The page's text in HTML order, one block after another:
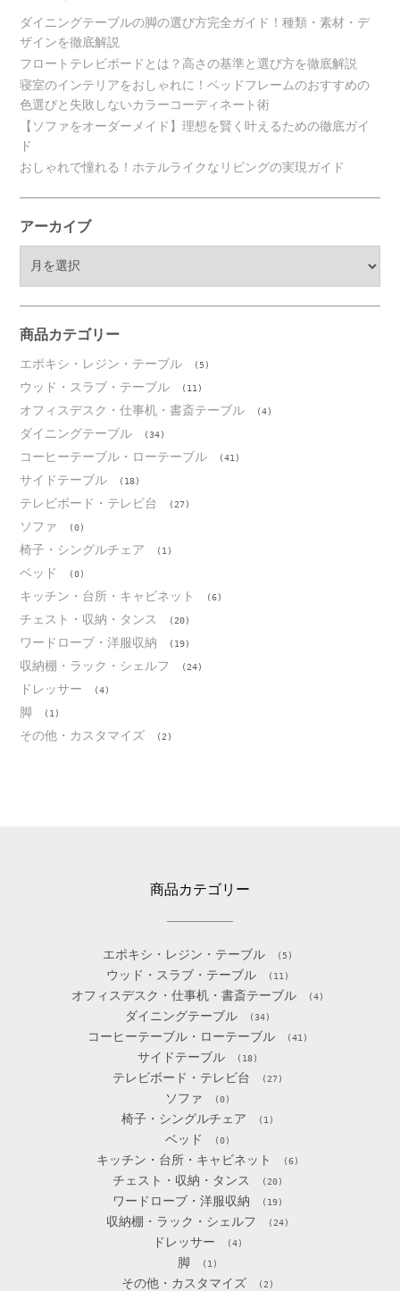
ダイニングテーブルの脚の選び方完全ガイド！種類・素材・デ
ザインを徹底解説
フロートテレビボードとは？高さの基準と選び方を徹底解説
寝室のインテリアをおしゃれに！ベッドフレームのおすすめの
色選びと失敗しないカラーコーディネート術
【ソファをオーダーメイド】理想を賢く叶えるための徹底ガイ
ド
おしゃれで憧れる！ホテルライクなリビングの実現ガイド
アーカイブ
ブ
商品カテゴリー
エポキシ・レジン・テーブル (5)
ウッド・スラブ・テーブル (11)
オフィスデスク・仕事机・書斎テーブル (4)
ダイニングテーブル (34)
コーヒーテーブル・ローテーブル (41)
サイドテーブル (18)
テレビボード・テレビ台 (27)
ソファ (0)
椅子・シングルチェア (1)
ベッド (0)
キッチン・台所・キャビネット (6)
チェスト・収納・タンス (20)
ワードローブ・洋服収納 (19)
収納棚・ラック・シェルフ (24)
ドレッサー (4)
脚 (1)
その他・カスタマイズ (2)
商品カテゴリー
エポキシ・レジン・テーブル (5)
ウッド・スラブ・テーブル (11)
オフィスデスク・仕事机・書斎テーブル (4)
ダイニングテーブル (34)
コーヒーテーブル・ローテーブル (41)
サイドテーブル (18)
テレビボード・テレビ台 (27)
ソファ (0)
椅子・シングルチェア (1)
ベッド (0)
キッチン・台所・キャビネット (6)
チェスト・収納・タンス (20)
ワードローブ・洋服収納 (19)
収納棚・ラック・シェルフ (24)
ドレッサー (4)
脚 (1)
その他・カスタマイズ (2)